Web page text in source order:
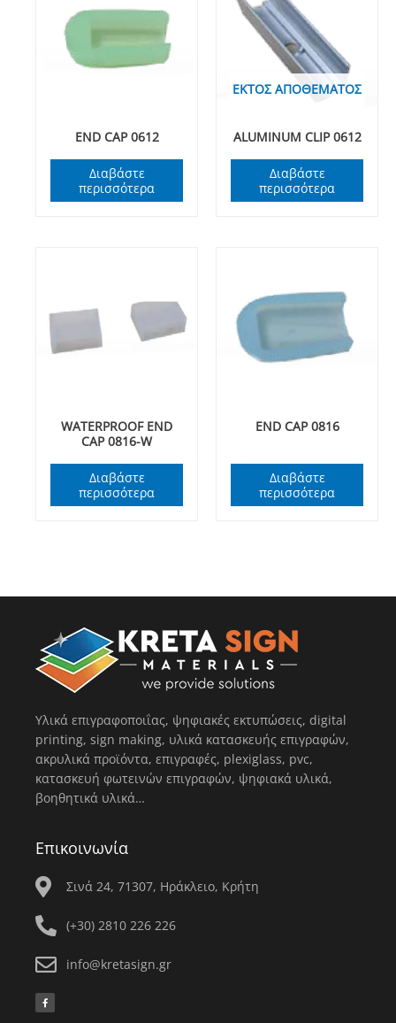
END CAP 0612
Διαβάστε
περισσότερα
ΕΚΤΌΣ ΑΠΟΘΈΜΑΤΟΣ
ALUMINUM CLIP 0612
Διαβάστε
περισσότερα
WATERPROOF END
CAP 0816-W
Διαβάστε
περισσότερα
END CAP 0816
Διαβάστε
περισσότερα
Υλικά επιγραφοποιΐας, ψηφιακές εκτυπώσεις, digital
printing, sign making, υλικά κατασκευής επιγραφών,
ακρυλικά προϊόντα, επιγραφές, plexiglass, pvc,
κατασκευή φωτεινών επιγραφών, ψηφιακά υλικά,
βοηθητικά υλικά…
Επικοινωνία
Σινά 24, 71307, Ηράκλειο, Κρήτη
(+30) 2810 226 226
info@kretasign.gr
F
a
c